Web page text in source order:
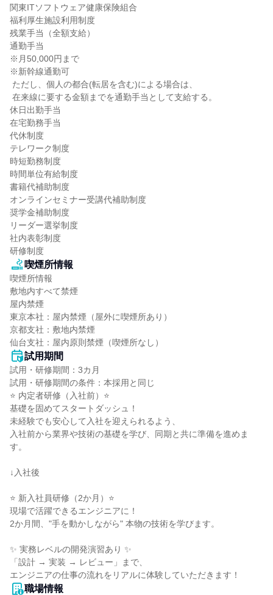
関東ITソフトウェア健康保険組合
福利厚生施設利用制度
残業手当（全額支給）
通勤手当
※月50,000円まで
※新幹線通勤可
休日出勤手当
在宅勤務手当
代休制度
テレワーク制度
時短勤務制度
時間単位有給制度
書籍代補助制度
オンラインセミナー受講代補助制度
奨学金補助制度
リーダー選挙制度
社内表彰制度
研修制度
喫煙所情報
喫煙所情報
敷地内すべて禁煙
屋内禁煙
東京本社：屋内禁煙（屋外に喫煙所あり）
京都支社：敷地内禁煙
仙台支社：屋内原則禁煙（喫煙所なし）
試用期間
試用・研修期間：3カ月
試用・研修期間の条件：本採用と同じ
⭐ 内定者研修（入社前）⭐
基礎を固めてスタートダッシュ！
未経験でも安心して入社を迎えられるよう、
入社前から業界や技術の基礎を学び、同期と共に準備を進めま
す。
↓入社後
⭐ 新入社員研修（2か月）⭐
現場で活躍できるエンジニアに！
2か月間、"手を動かしながら" 本物の技術を学びます。
✨ 実務レベルの開発演習あり ✨
「設計 → 実装 → レビュー」まで、
職場情報